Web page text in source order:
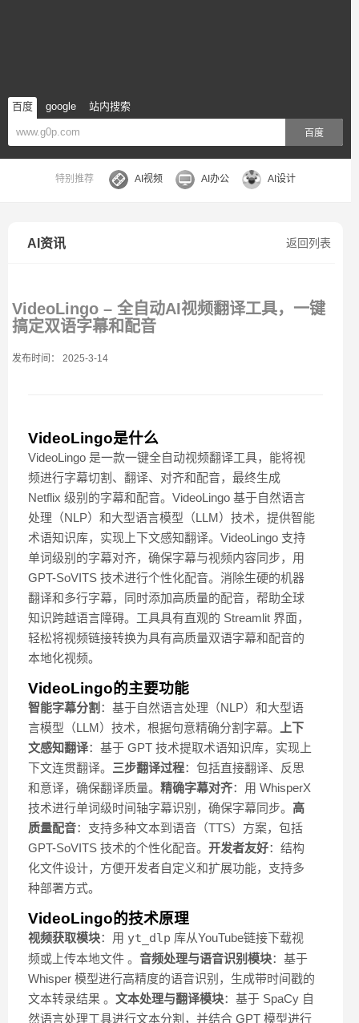
百度 google 站内搜索
百度
特别推荐 AI视频 AI办公 AI设计
返回列表
AI资讯
VideoLingo – 全自动AI视频翻译工具，一键
搞定双语字幕和配音
发布时间： 2025-3-14
VideoLingo是什么
VideoLingo 是一款一键全自动视频翻译工具，能将视
频进行字幕切割、翻译、对齐和配音，最终生成
Netflix 级别的字幕和配音。VideoLingo 基于自然语言
处理（NLP）和大型语言模型（LLM）技术，提供智能
术语知识库，实现上下文感知翻译。VideoLingo 支持
单词级别的字幕对齐，确保字幕与视频内容同步，用
GPT-SoVITS 技术进行个性化配音。消除生硬的机器
翻译和多行字幕，同时添加高质量的配音，帮助全球
知识跨越语言障碍。工具具有直观的 Streamlit 界面，
轻松将视频链接转换为具有高质量双语字幕和配音的
本地化视频。
VideoLingo的主要功能
智能字幕分割 ：基于自然语言处理（NLP）和大型语
言模型（LLM）技术，根据句意精确分割字幕。
上下
文感知翻译：基于 GPT 技术提取术语知识库，实现上
下文连贯翻译。 三步翻译过程：包括直接翻译、反思
和意译，确保翻译质量。 精确字幕对齐：用 WhisperX
技术进行单词级时间轴字幕识别，确保字幕同步。 高
质量配音：支持多种文本到语音（TTS）方案，包括
GPT-SoVITS 技术的个性化配音。 开发者友好：结构
化文件设计，方便开发者自定义和扩展功能，支持多
种部署方式。
VideoLingo的技术原理
视频获取模块：用 yt_dlp 库从YouTube链接下载视
频或上传本地文件 。 音频处理与语音识别模块：基于
Whisper 模型进行高精度的语音识别，生成带时间戳的
文本转录结果 。 文本处理与翻译模块：基于 SpaCy 自
然语言处理工具进行文本分割，并结合 GPT 模型进行